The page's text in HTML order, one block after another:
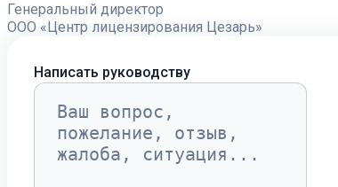
Генеральный директор
ООО «Центр лицензирования Цезарь»
Написать руководству